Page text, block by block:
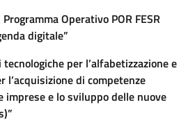
Operativo POR FESR
digitale”
per l’alfabetizzazione e
l’acquisizione di competenze
imprese e lo sviluppo delle nuove